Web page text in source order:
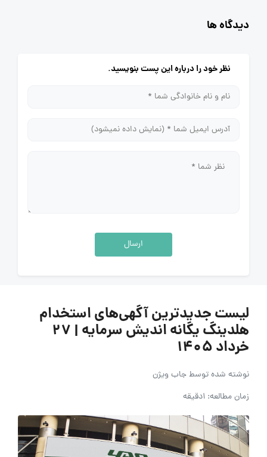
دیدگاه ها
نظر خود را درباره این پست بنویسید.
ارسال
لیست جدیدترین آگهی‌های استخدام
هلدینگ یگانه اندیش سرمایه | ۲۷
خرداد ۱۴۰۵
نوشته شده توسطجاب ویژن
زمان مطالعه: 1دقیقه